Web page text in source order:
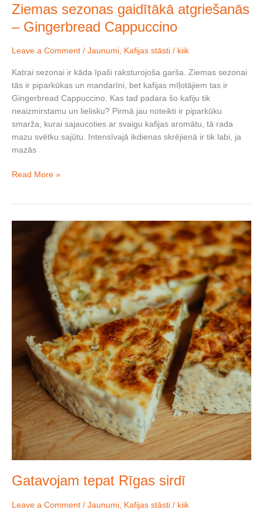
Ziemas sezonas gaidītākā atgriešanās
– Gingerbread Cappuccino
Leave a Comment / Jaunumi, Kafijas stāsti / kiik
Katrai sezonai ir kāda īpaši raksturojoša garša. Ziemas sezonai
tās ir piparkūkas un mandarīni, bet kafijas mīļotājiem tas ir
Gingerbread Cappuccino. Kas tad padara šo kafiju tik
neaizmirstamu un lielisku? Pirmā jau noteikti ir piparkūku
smarža, kurai sajaucoties ar svaigu kafijas aromātu, tā rada
mazu svētku sajūtu. Intensīvajā ikdienas skrējienā ir tik labi, ja
mazās
Read More »
Gatavojam tepat Rīgas sirdī
Leave a Comment / Jaunumi Kafijas stāsti / kiik